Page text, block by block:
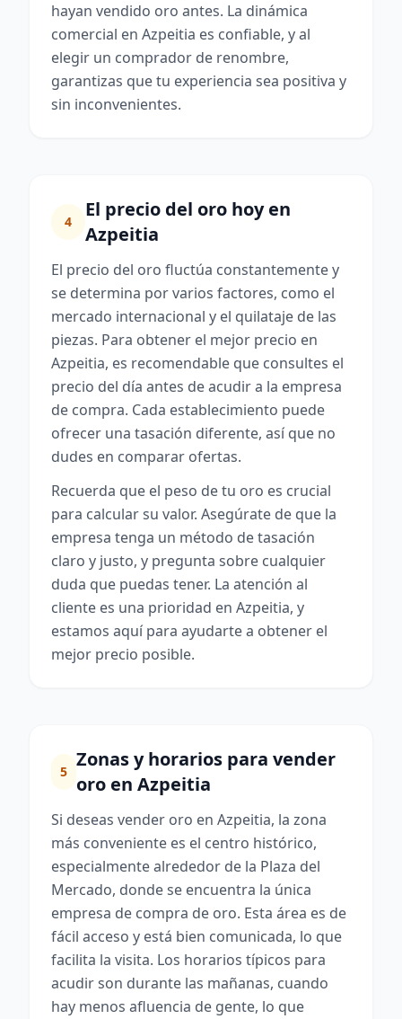
hayan vendido oro antes. La dinámica
comercial en Azpeitia es confiable, y al
elegir un comprador de renombre,
garantizas que tu experiencia sea positiva y
sin inconvenientes.
4
El precio del oro hoy en
Azpeitia
El precio del oro fluctúa constantemente y
se determina por varios factores, como el
mercado internacional y el quilataje de las
piezas. Para obtener el mejor precio en
Azpeitia, es recomendable que consultes el
precio del día antes de acudir a la empresa
de compra. Cada establecimiento puede
ofrecer una tasación diferente, así que no
dudes en comparar ofertas.
Recuerda que el peso de tu oro es crucial
para calcular su valor. Asegúrate de que la
empresa tenga un método de tasación
claro y justo, y pregunta sobre cualquier
duda que puedas tener. La atención al
cliente es una prioridad en Azpeitia, y
estamos aquí para ayudarte a obtener el
mejor precio posible.
5
Zonas y horarios para vender
oro en Azpeitia
Si deseas vender oro en Azpeitia, la zona
más conveniente es el centro histórico,
especialmente alrededor de la Plaza del
Mercado, donde se encuentra la única
empresa de compra de oro. Esta área es de
fácil acceso y está bien comunicada, lo que
facilita la visita. Los horarios típicos para
acudir son durante las mañanas, cuando
hay menos afluencia de gente, lo que